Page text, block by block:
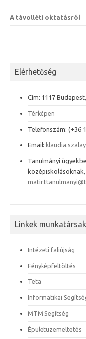
A távolléti oktatásról
Elérhetőség
Cím: 1117
Térképen
Telefonszám: (+36
Email:
Tanulmányi
Linkek
Intézeti faliújság
Fényképfeltöltés
Teta
Informatikai
MTM Segítség
Épületüzemeltetés